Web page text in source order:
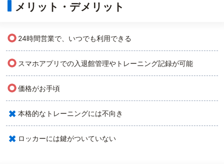
メリット・デメリット
○ 24時間営業で、いつでも利用できる
○ スマホアプリでの入退館管理やトレーニング記録が可能
○価格がお手頃
× 本格的なトレーニングには不向き
× ロッカーには鍵がついていない